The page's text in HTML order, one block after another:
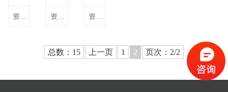
资质证书 资质证书 资质证书
总数：15 上一页 1 2 页次：2/2